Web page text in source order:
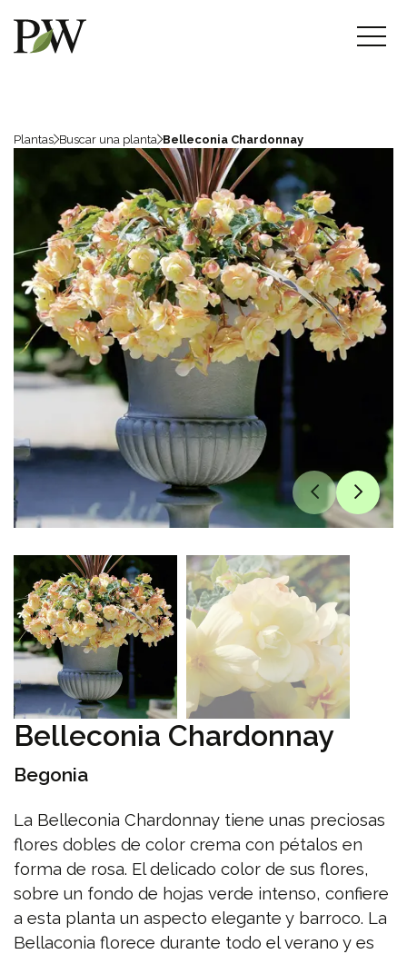
Plantas Buscar una planta Belleconia Chardonnay
Belleconia Chardonnay
Begonia
La Belleconia Chardonnay tiene unas preciosas
flores dobles de color crema con pétalos en
forma de rosa. El delicado color de sus flores,
sobre un fondo de hojas verde intenso, confiere
a esta planta un aspecto elegante y barroco. La
Bellaconia florece durante todo el verano y es